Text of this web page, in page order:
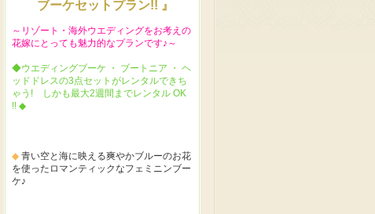
ブーケセットプラン!! 』
～リゾート・海外ウエディングをお考えの
花嫁にとっても魅力的なプランです♪～
◆ウエディングブーケ ・ ブートニア ・ ヘ
ッドドレスの3点セットがレンタルできち
ゃう! しかも最大2週間までレンタル OK
!! ◆
◆ 青い空と海に映える爽やかブルーのお花
を使ったロマンティックなフェミニンブー
ケ♪